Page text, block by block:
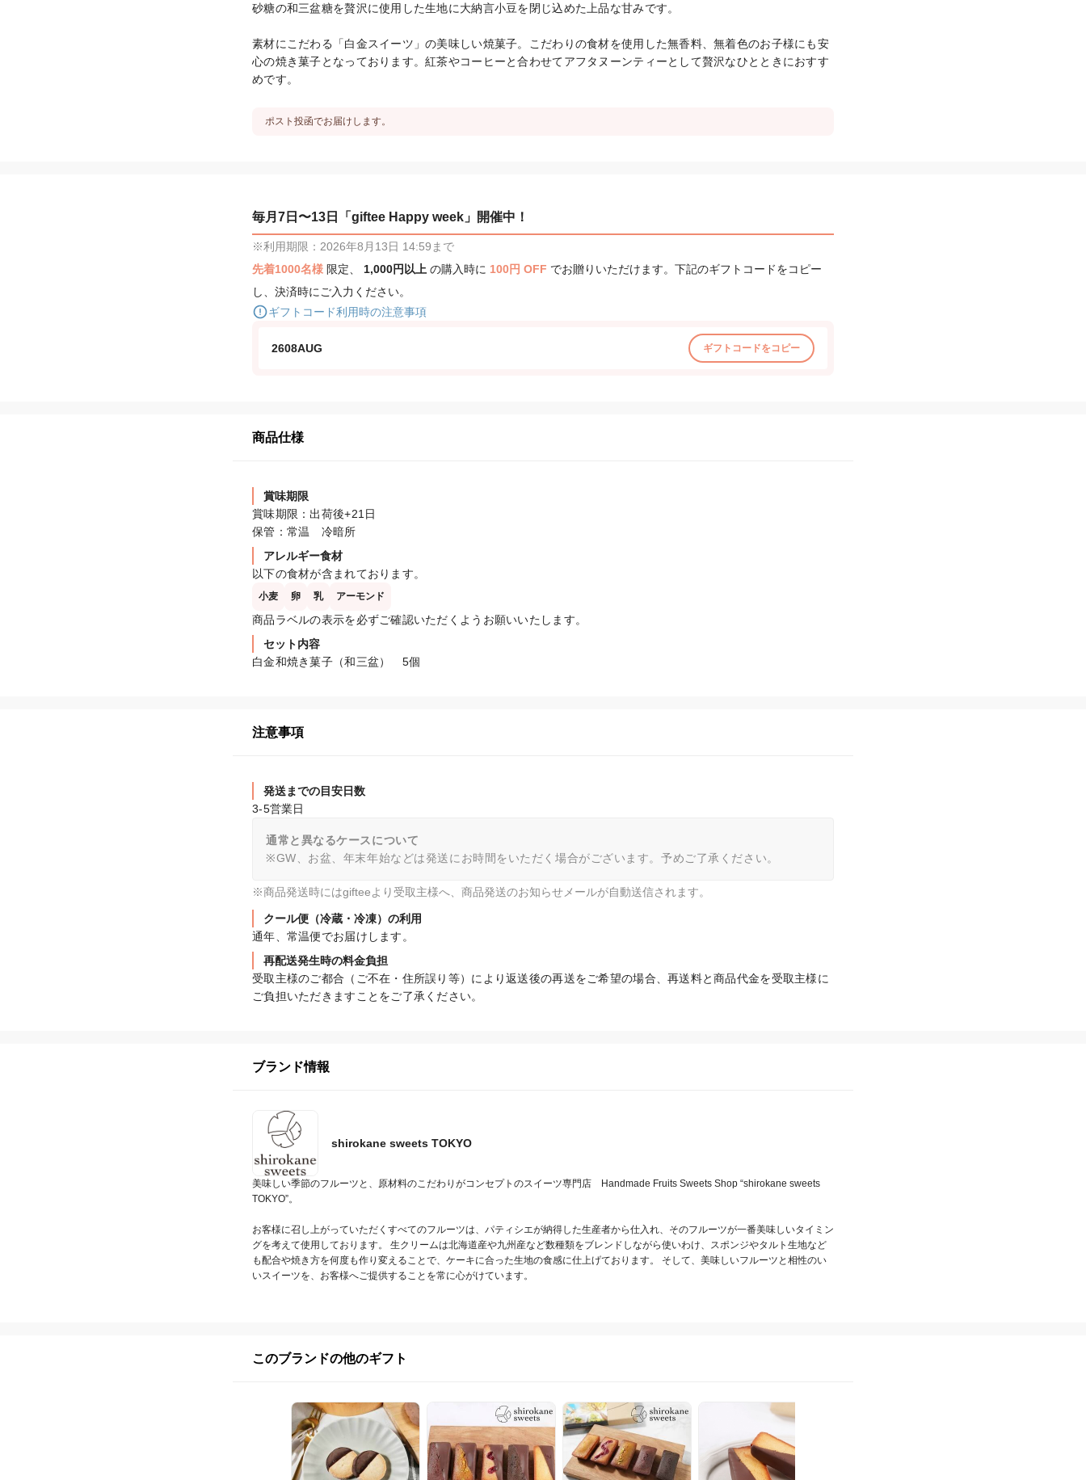
砂糖の和三盆糖を贅沢に使用した生地に大納言小豆を閉じ込めた上品な甘みです。
素材にこだわる「白金スイーツ」の美味しい焼菓子。こだわりの食材を使用した無香料、無着色のお子様にも安
心の焼き菓子となっております。紅茶やコーヒーと合わせてアフタヌーンティーとして贅沢なひとときにおすす
めです。
ポスト投函でお届けします。
毎月7日〜13日「giftee Happy week」開催中！
※利用期限：2026年8月13日 14:59まで
先着1000名様 限定、 1,000円以上 の購入時に 100円 OFF でお贈りいただけます。下記のギフトコードをコピー
し、決済時にご入力ください。
ギフトコード利用時の注意事項
2608AUG ギフトコードをコピー
商品仕様
賞味期限
賞味期限：出荷後+21日
保管：常温　冷暗所
アレルギー食材
以下の食材が含まれております。
小麦 卵 乳 アーモンド
商品ラベルの表示を必ずご確認いただくようお願いいたします。
セット内容
白金和焼き菓子（和三盆）　5個
注意事項
発送までの目安日数
3-5営業日
通常と異なるケースについて
※GW、お盆、年末年始などは発送にお時間をいただく場合がございます。予めご了承ください。
※商品発送時にはgifteeより受取主様へ、商品発送のお知らせメールが自動送信されます。
クール便（冷蔵・冷凍）の利用
通年、常温便でお届けします。
再配送発生時の料金負担
受取主様のご都合（ご不在・住所誤り等）により返送後の再送をご希望の場合、再送料と商品代金を受取主様に
ご負担いただきますことをご了承ください。
ブランド情報
shirokane sweets TOKYO
美味しい季節のフルーツと、原材料のこだわりがコンセプトのスイーツ専門店　Handmade Fruits Sweets Shop “shirokane sweets
TOKYO”。
お客様に召し上がっていただくすべてのフルーツは、パティシエが納得した生産者から仕入れ、そのフルーツが一番美味しいタイミン
グを考えて使用しております。 生クリームは北海道産や九州産など数種類をブレンドしながら使いわけ、スポンジやタルト生地など
も配合や焼き方を何度も作り変えることで、ケーキに合った生地の食感に仕上げております。 そして、美味しいフルーツと相性のい
いスイーツを、お客様へご提供することを常に心がけています。
このブランドの他のギフト